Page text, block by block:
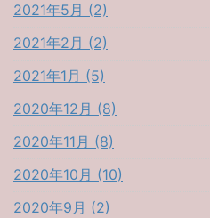
2021年5月 (2)
2021年2月 (2)
2021年1月 (5)
2020年12月 (8)
2020年11月 (8)
2020年10月 (10)
2020年9月 (2)